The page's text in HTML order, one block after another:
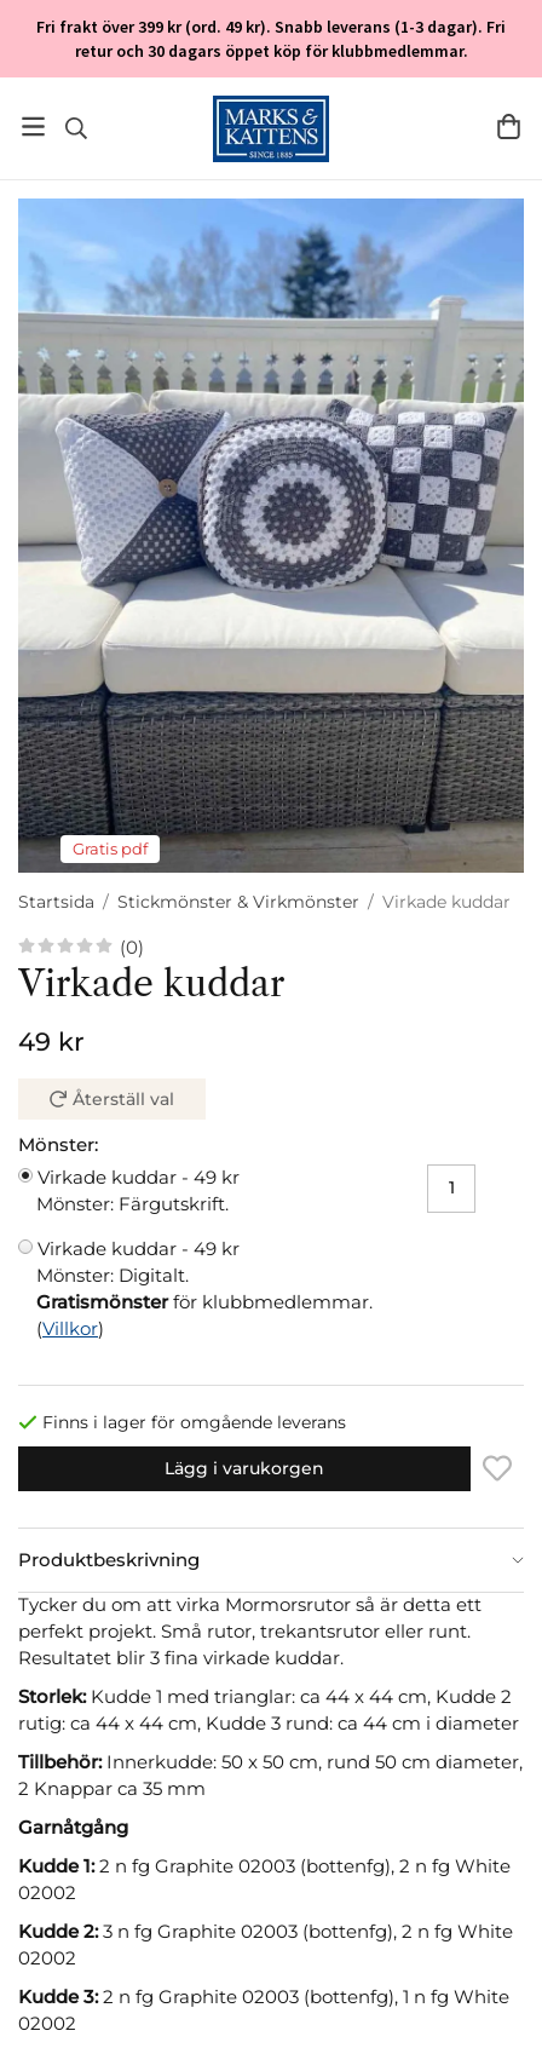
Fri frakt över 399 kr (ord. 49 kr). Snabb leverans (1-3 dagar). Fri
retur och 30 dagars öppet köp för klubbmedlemmar.
Gratis pdf
Startsida / Stickmönster & Virkmönster / Virkade kuddar
(0)
Virkade kuddar
49 kr
Återställ val
Mönster:
Virkade kuddar - 49 kr
Mönster: Färgutskrift.
Virkade kuddar - 49 kr
Mönster: Digitalt.
Gratismönsterför klubbmedlemmar.
(Villkor)
Finns i lager för omgående leverans
Lägg i varukorgen
Produktbeskrivning
Tycker du om att virka Mormorsrutor så är detta ett
perfekt projekt. Små rutor, trekantsrutor eller runt.
Resultatet blir 3 fina virkade kuddar.
Storlek:Kudde 1 med trianglar: ca 44 x 44 cm, Kudde 2
rutig: ca 44 x 44 cm, Kudde 3 rund: ca 44 cm i diameter
Tillbehör:Innerkudde: 50 x 50 cm, rund 50 cm diameter,
2 Knappar ca 35 mm
Garnåtgång
Kudde 1:2 n fg Graphite 02003 (bottenfg), 2 n fg White
02002
Kudde 2:3 n fg Graphite 02003 (bottenfg), 2 n fg White
02002
Kudde 3:2 n fg Graphite 02003 (bottenfg), 1 n fg White
02002